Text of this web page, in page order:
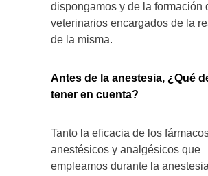
dispongamos y de la formación
veterinarios encargados de la
de la misma.
Antes de la anestesia, ¿Qué
tener en cuenta?
Tanto la eficacia de los
anestésicos y analgésicos que
empleamos durante la